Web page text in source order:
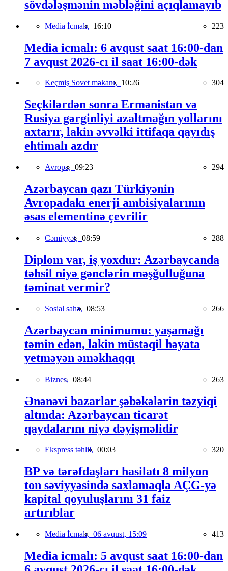
sövdələşmənin məbləğini açıqlamayıb
Media İcmalı, 16:10 223
Media icmalı: 6 avqust saat 16:00-dan
7 avqust 2026-cı il saat 16:00-dək
Keçmiş Sovet məkanı, 10:26 304
Seçkilərdən sonra Ermənistan və
Rusiya gərginliyi azaltmağın yollarını
axtarır, lakin əvvəlki ittifaqa qayıdış
ehtimalı azdır
Avropa, 09:23 294
Azərbaycan qazı Türkiyənin
Avropadakı enerji ambisiyalarının
əsas elementinə çevrilir
Cəmiyyət, 08:59 288
Diplom var, iş yoxdur: Azərbaycanda
təhsil niyə gənclərin məşğulluğuna
təminat vermir?
Sosial sahə, 08:53 266
Azərbaycan minimumu: yaşamağı
təmin edən, lakin müstəqil həyata
yetməyən əməkhaqqı
Biznes, 08:44 263
Ənənəvi bazarlar şəbəkələrin təzyiqi
altında: Azərbaycan ticarət
qaydalarını niyə dəyişməlidir
Ekspress təhlil, 00:03 320
BP və tərəfdaşları hasilatı 8 milyon
ton səviyyəsində saxlamaqla AÇG-yə
kapital qoyuluşlarını 31 faiz
artırıblar
Media İcmalı, 06 avqust, 15:09 413
Media icmalı: 5 avqust saat 16:00-dan